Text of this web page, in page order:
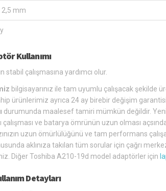
2,5 mm
Kullanımı
stabil çalışmasına yardımcı olur.
bilgisayarınız ile tam uyumlu çalışacak şekilde
ürünlerimiz ayrıca 24 ay birebir değişim
durumunda maalesef tamiri mümkün değildir.
çalışması ve batarya ömrünün uzun olması
uzun ömürlülüğünü ve tam performans
aklınıza takılan tüm sorular için çağrı
Diğer Toshiba A210-19d model adaptörler için
Detayları